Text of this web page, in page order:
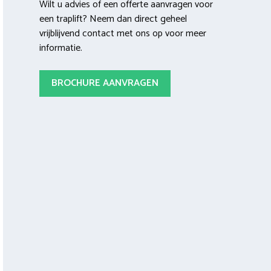
Wilt u advies of een offerte aanvragen voor
een traplift? Neem dan direct geheel
vrijblijvend contact met ons op voor meer
informatie.
BROCHURE AANVRAGEN